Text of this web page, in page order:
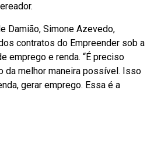
Damião, Simone Azevedo,
contratos do Empreender sob a
emprego e renda. “É preciso
da melhor maneira possível. Isso
gerar emprego. Essa é a